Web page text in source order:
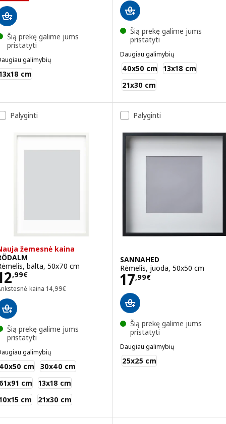
Šią prekę galime jums
pristatyti
galimybių
cm
Šią prekę galime jums
pristatyti
Daugiau galimybių
HÄCKHAGTORN
40x50 cm
13x18 cm
21x30 cm
Palyginti
žemesnė kaina
balta, 50x70 cm
,99€ 12,99€
kaina 14,99€
Ankstesnė kaina 14,99€
Šią prekę galime jums
pristatyti
galimybių
cm
30x40 cm
cm
13x18 cm
cm
21x30 cm
Palyginti
SANNAHED
Rėmelis, juoda, 50x50 cm
17,99€
Kaina 17,99€
Šią prekę galime jums
pristatyti
Daugiau galimybių
SANNAHED
25x25 cm